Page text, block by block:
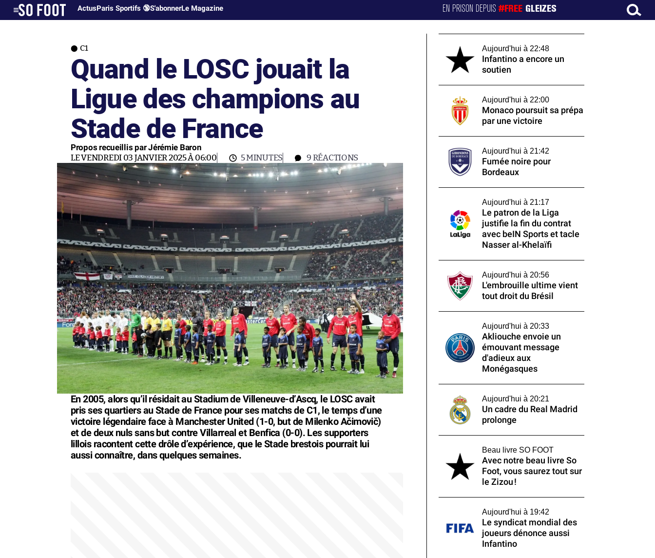
ActusParis Sportifs 🔞S'abonnerLe Magazine EN PRISON DEPUIS#FREE GLEIZES
C1
Quand le LOSC jouait la
Ligue des champions au
Stade de France
Propos recueillis par Jérémie Baron
LE VENDREDI 03 JANVIER 2025 À 06:00 5 MINUTES 9 RÉACTIONS
En 2005, alors qu’il résidait au Stadium de Villeneuve-d’Ascq, le LOSC avait
pris ses quartiers au Stade de France pour ses matchs de C1, le temps d’une
victoire légendaire face à Manchester United (1-0, but de Milenko Ačimovič)
et de deux nuls sans but contre Villarreal et Benfica (0-0). Les supporters
lillois racontent cette drôle d’expérience, que le Stade brestois pourrait lui
aussi connaître, dans quelques semaines.
Aujourd'hui à 22:48
Infantino a encore un
soutien
Aujourd'hui à 22:00
Monaco poursuit sa prépa
par une victoire
Aujourd'hui à 21:42
Fumée noire pour
Bordeaux
Aujourd'hui à 21:17
Le patron de la Liga
justifie la fin du contrat
avec beIN Sports et tacle
Nasser al-Khelaïfi
Aujourd'hui à 20:56
L'embrouille ultime vient
tout droit du Brésil
Aujourd'hui à 20:33
Akliouche envoie un
émouvant message
d'adieux aux
Monégasques
Aujourd'hui à 20:21
Un cadre du Real Madrid
prolonge
Beau livre SO FOOT
Avec notre beau livre So
Foot, vous saurez tout sur
le Zizou !
Aujourd'hui à 19:42
Le syndicat mondial des
joueurs dénonce aussi
Infantino